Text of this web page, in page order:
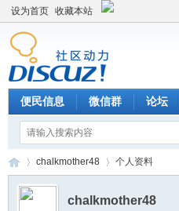
设为首页 收藏本站
便民信息 微信群 论坛
chalkmother48 个人资料
chalkmother48